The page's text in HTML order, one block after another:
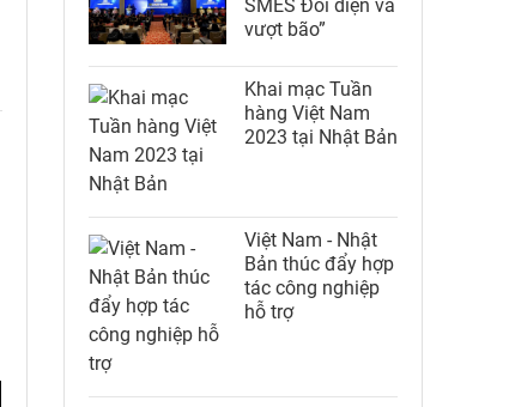
SMES Đối diện và
vượt bão”
Khai mạc Tuần
hàng Việt Nam
2023 tại Nhật Bản
Việt Nam - Nhật
Bản thúc đẩy hợp
tác công nghiệp
hỗ trợ